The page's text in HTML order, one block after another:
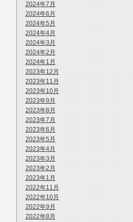
2024年7月
2024年6月
2024年5月
2024年4月
2024年3月
2024年2月
2024年1月
2023年12月
2023年11月
2023年10月
2023年9月
2023年8月
2023年7月
2023年6月
2023年5月
2023年4月
2023年3月
2023年2月
2023年1月
2022年11月
2022年10月
2022年9月
2022年8月